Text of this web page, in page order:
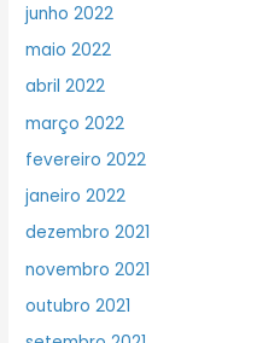
junho 2022
maio 2022
abril 2022
março 2022
fevereiro 2022
janeiro 2022
dezembro 2021
novembro 2021
outubro 2021